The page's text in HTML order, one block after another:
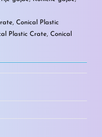
, Conical Plastic
Plastic Crate, Conical